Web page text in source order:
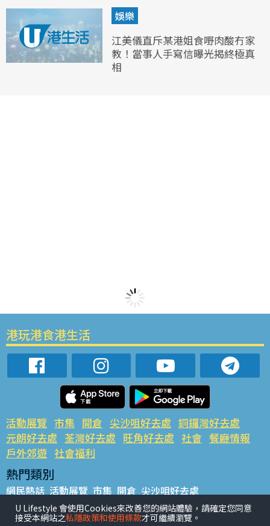
娛樂
江美儀直斥某港姐食嘢肉酸冇家
教！當事人手寫信曝光揭終極真
相
港玩港食港生活
活動展覽 市集 開倉 尖沙咀好去處 銅鑼灣好去處
元朗好去處 荃灣好去處 旺角好去處 社會 餐廳情報
戶外郊遊 社會福利
熱門類別
網民熱話 活動展覽 市集 開倉 尖沙咀好去處
銅鑼灣好去處 元朗好去處 荃灣好去處 旺角好去處 社會
餐廳情報 戶外郊遊
U Lifestyle 會使用Cookies來改善您的網站體驗，請確定您同意
接受本網站之私隱政策和使用條款才可繼續瀏覽。